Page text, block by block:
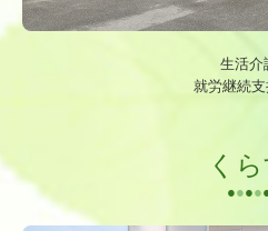
生活介
就労継続
く
●●●●